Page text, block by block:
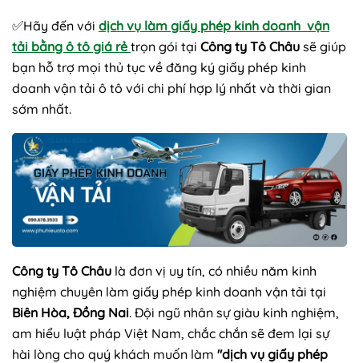
✅Hãy đến với dịch vụ làm giấy phép kinh doanh vận
tải bằng ô tô giá rẻ trọn gói tại Công ty Tô Châu sẽ giúp
bạn hỗ trợ mọi thủ tục về đăng ký giấy phép kinh
doanh vận tải ô tô với chi phí hợp lý nhất và thời gian
sớm nhất.
Công ty Tô Châu là đơn vị uy tín, có nhiều năm kinh
nghiệm chuyên làm giấy phép kinh doanh vận tải tại
Biên Hòa, Đồng Nai. Đội ngũ nhân sự giàu kinh nghiệm,
am hiểu luật pháp Việt Nam, chắc chắn sẽ đem lại sự
hài lòng cho quý khách muốn làm "dịch vụ giấy phép